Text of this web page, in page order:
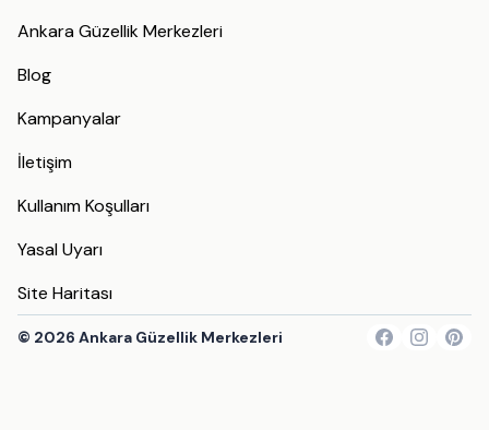
Ankara Güzellik Merkezleri
Blog
Kampanyalar
İletişim
Kullanım Koşulları
Yasal Uyarı
Site Haritası
© 2026 Ankara Güzellik Merkezleri